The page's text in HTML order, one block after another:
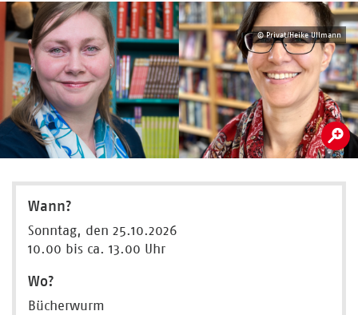
© Privat/Heike Ullmann
Wann?
Sonntag, den 25.10.2026
10.00 bis ca. 13.00 Uhr
Wo?
Bücherwurm